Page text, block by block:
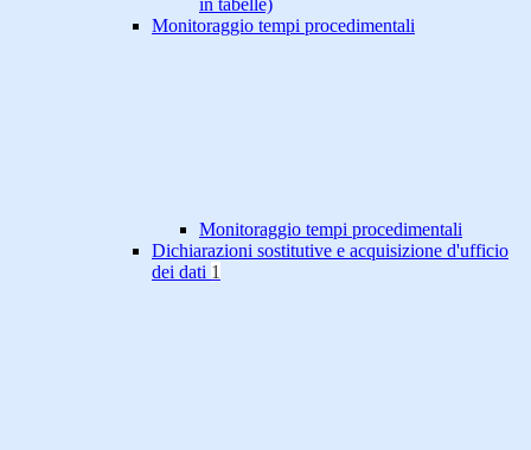
in tabelle)
Monitoraggio tempi procedimentali
Monitoraggio tempi procedimentali
Dichiarazioni sostitutive e acquisizione d'ufficio
dei dati 1